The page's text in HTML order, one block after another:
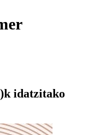
idatzitako